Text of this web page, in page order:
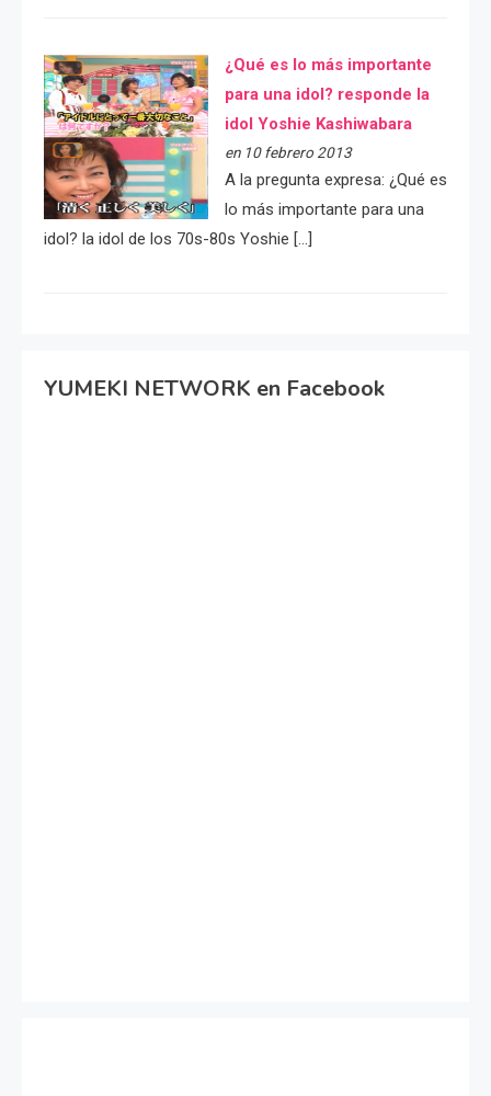
¿Qué es lo más importante
para una idol? responde la
idol Yoshie Kashiwabara
en 10 febrero 2013
A la pregunta expresa: ¿Qué es
lo más importante para una
idol? la idol de los 70s-80s Yoshie […]
YUMEKI NETWORK en Facebook